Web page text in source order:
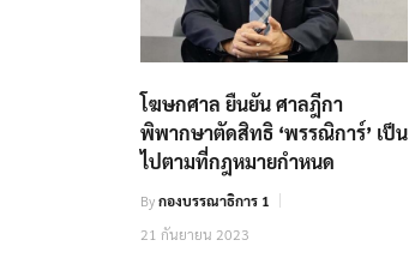
โฆษกศาล ยืนยัน ศาลฎีกา
พิพากษาตัดสิทธิ ‘พรรณิการ์’ เป็น
ไปตามที่กฎหมายกำหนด
Byกองบรรณาธิการ 1
21 กันยายน 2023